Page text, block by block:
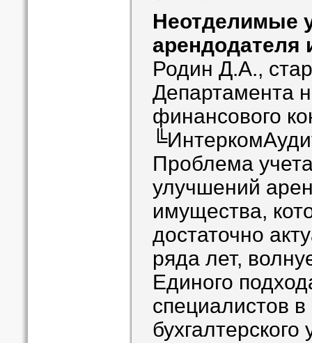
Неотделимые
арендодателя
Родин Д.А.,
Департамента
финансового
Проблема
улучшений
имущества,
достаточно
ряда лет,
Единого
специалистов в
бухгалтерского